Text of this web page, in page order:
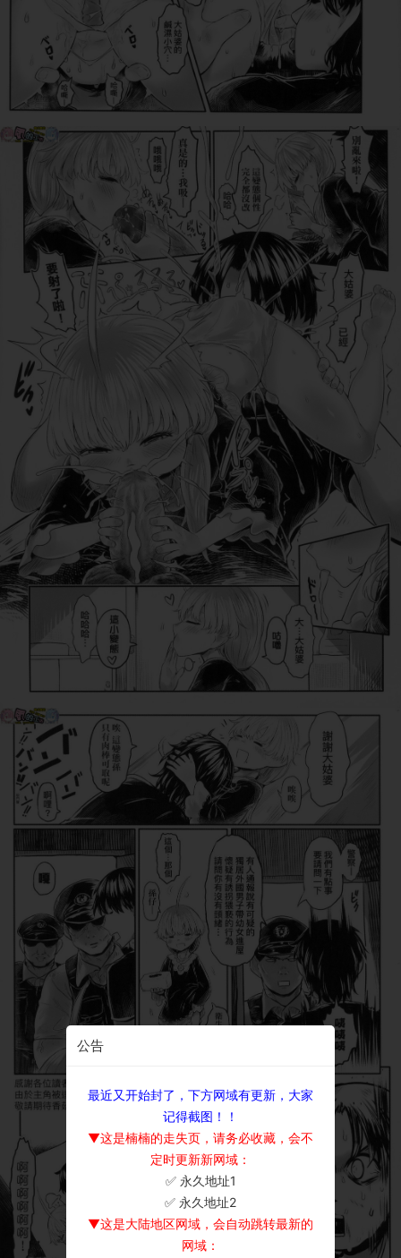
公告
最近又开始封了，下方网域有更新，大家
记得截图！！
▼这是楠楠的走失页，请务必收藏，会不
定时更新新网域：
✅ 永久地址1
✅ 永久地址2
▼这是大陆地区网域，会自动跳转最新的
网域：